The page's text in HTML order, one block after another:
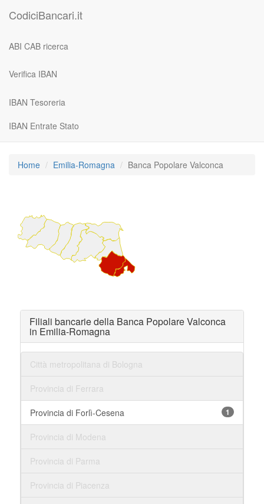
CodiciBancari.it
ABI CAB ricerca
Verifica IBAN
IBAN Tesoreria
IBAN Entrate Stato
Home Emilia-Romagna Banca Popolare Valconca
Filiali bancarie della Banca Popolare Valconca
in Emilia-Romagna
Città metropolitana di Bologna
Provincia di Ferrara
Provincia di Forlì-Cesena 1
Provincia di Modena
Provincia di Parma
Provincia di Piacenza